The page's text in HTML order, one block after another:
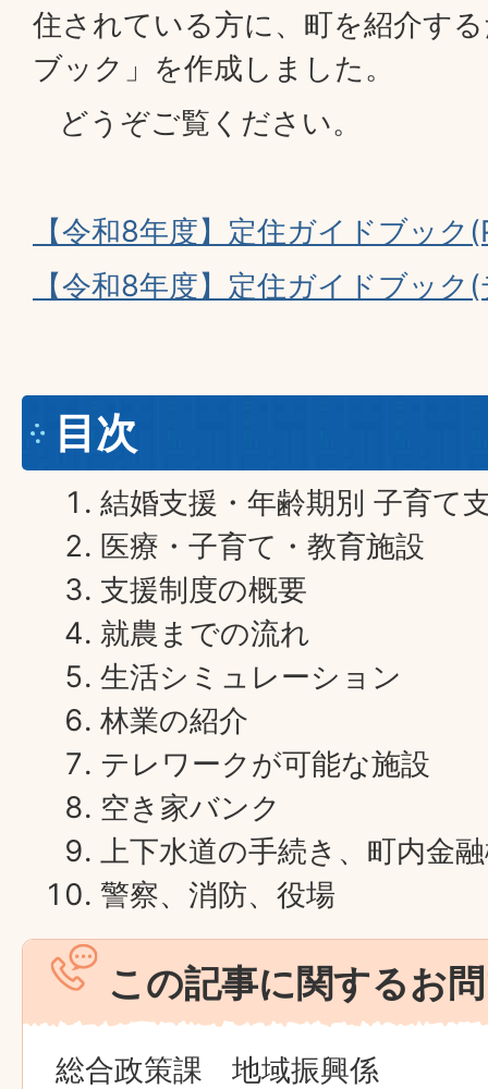
住されている方に、町を紹介す
ブック」を作成しました。
どうぞご覧ください。
【令和8年度】定住ガイドブッ
【令和8年度】定住ガイドブッ
目次
結婚支援・年齢期別 子育て
医療・子育て・教育施設
支援制度の概要
就農までの流れ
生活シミュレーション
林業の紹介
テレワークが可能な施設
空き家バンク
上下水道の手続き、町内金
警察、消防、役場
この記事に関するお
総合政策課 地域振興係